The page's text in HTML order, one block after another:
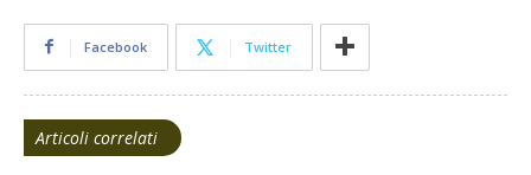
Facebook Twitter
Articoli correlati